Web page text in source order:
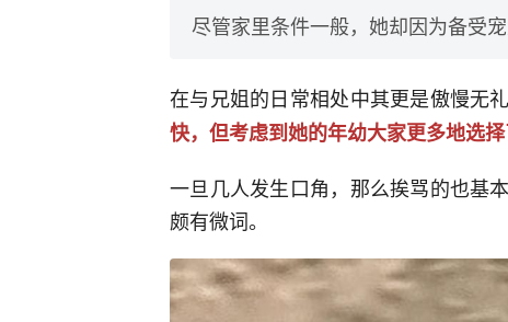
尽管家里条件一般，她却因为备受
在与兄姐的日常相处中其更是傲慢无
快，但考虑到她的年幼大家更多地选择
一旦几人发生口角，那么挨骂的也基
颇有微词。